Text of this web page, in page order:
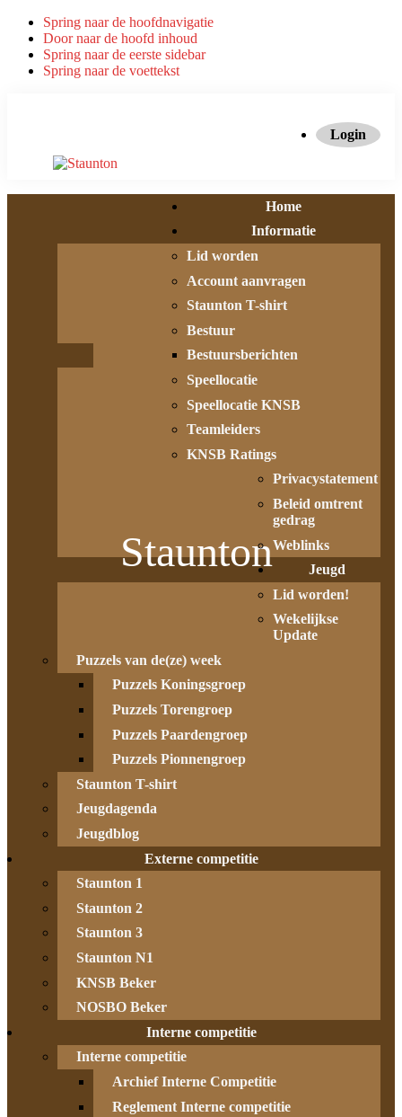
Spring naar de hoofdnavigatie
Door naar de hoofd inhoud
Spring naar de eerste sidebar
Spring naar de voettekst
Login
Staunton
Home
Informatie
Lid worden
Account aanvragen
Staunton T-shirt
Bestuur
Bestuursberichten
Speellocatie
Speellocatie KNSB
Teamleiders
KNSB Ratings
Privacystatement
Beleid omtrent
gedrag
Weblinks
Jeugd
Lid worden!
Wekelijkse
Update
Puzzels van de(ze) week
Puzzels Koningsgroep
Puzzels Torengroep
Puzzels Paardengroep
Puzzels Pionnengroep
Staunton T-shirt
Jeugdagenda
Jeugdblog
Externe competitie
Staunton 1
Staunton 2
Staunton 3
Staunton N1
KNSB Beker
NOSBO Beker
Interne competitie
Interne competitie
Archief Interne Competitie
Reglement Interne competitie